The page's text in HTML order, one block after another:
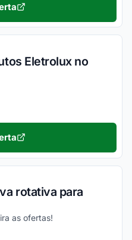
Eletrolux no
rotativa para
as ofertas!